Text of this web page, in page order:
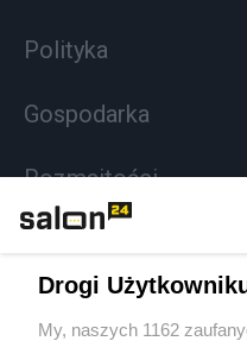
Polityka
Gospodarka
Rozmaitości
Sport
Drogi
My, naszych 1162